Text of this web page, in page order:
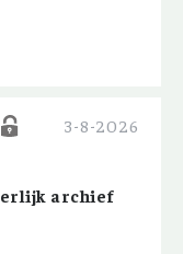
3-8-2026
archief